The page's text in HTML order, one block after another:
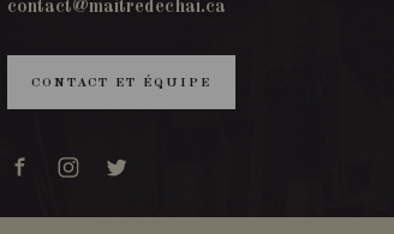
contact@maitredechai.ca
CONTACT ET ÉQUIPE